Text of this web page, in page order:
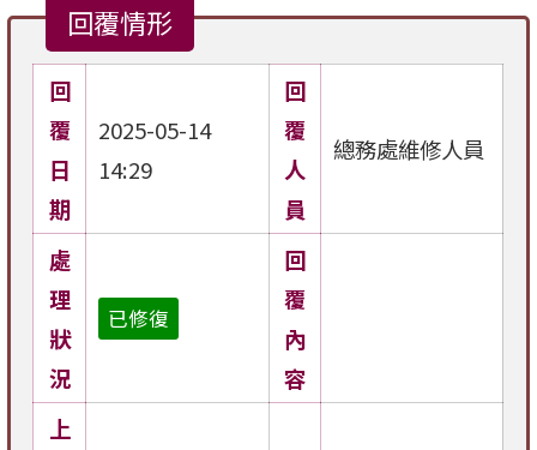
回覆情形
回
覆
日
期
2025-05-14
14:29
回
覆
人
員
總務處維修人員
處
理
狀
況
已修復
回
覆
內
容
上